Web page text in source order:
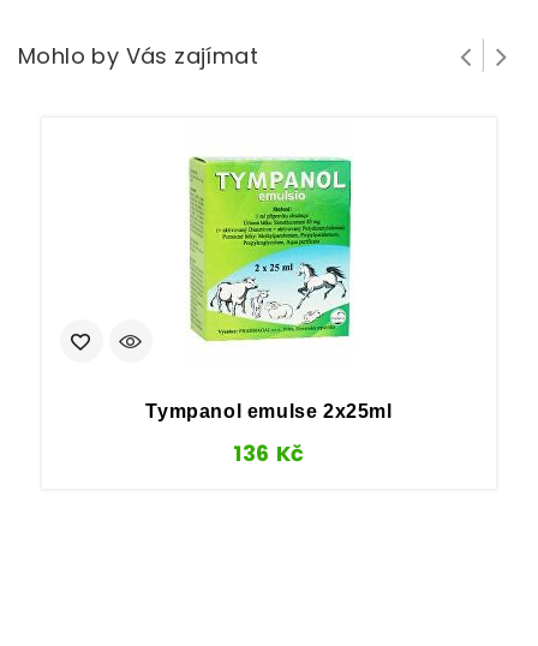
Mohlo by Vás zajímat
Tympanol emulse 2x25ml
136 Kč